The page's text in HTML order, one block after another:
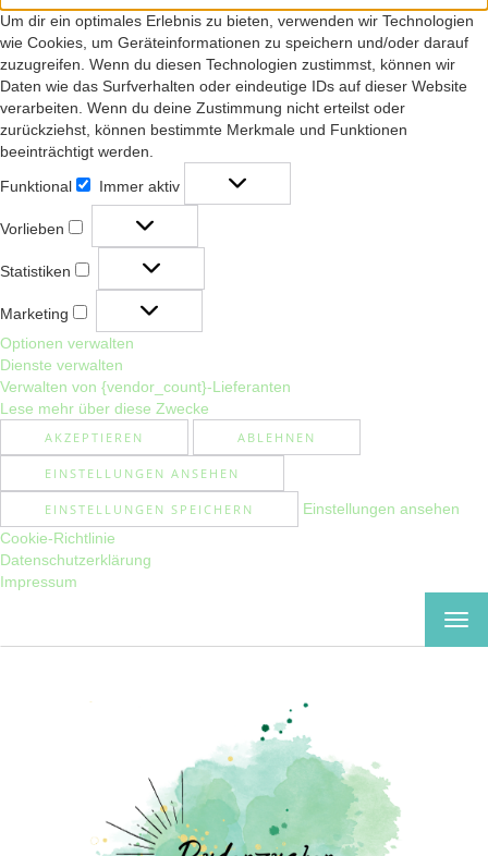
Um dir ein optimales Erlebnis zu bieten, verwenden wir Technologien
wie Cookies, um Geräteinformationen zu speichern und/oder darauf
zuzugreifen. Wenn du diesen Technologien zustimmst, können wir
Daten wie das Surfverhalten oder eindeutige IDs auf dieser Website
verarbeiten. Wenn du deine Zustimmung nicht erteilst oder
zurückziehst, können bestimmte Merkmale und Funktionen
beeinträchtigt werden.
Funktional
Funktional
Immer aktiv
Vorlieben
Vorlieben
Statistiken
Statistiken
Marketing
Marketing
Optionen verwalten
Dienste verwalten
Verwalten von {vendor_count}-Lieferanten
Lese mehr über diese Zwecke
AKZEPTIEREN ABLEHNEN
EINSTELLUNGEN ANSEHEN
EINSTELLUNGEN SPEICHERN
Einstellungen ansehen
Cookie-Richtlinie
Datenschutzerklärung
Impressum